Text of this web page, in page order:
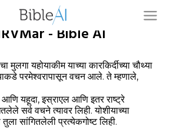
IRVMar - Bible AI
मुलगा यहोयाकीम याच्या कारकिर्दीच्या चौथ्या
परमेश्वरापासून वचन आले. ते म्हणाले,
यहूदा, इस्राएल आणि इतर राष्ट्रे
सर्व वचने त्यावर लिही. योशीयाच्या
सांगितलेली प्रत्येकगोष्ट लिही.